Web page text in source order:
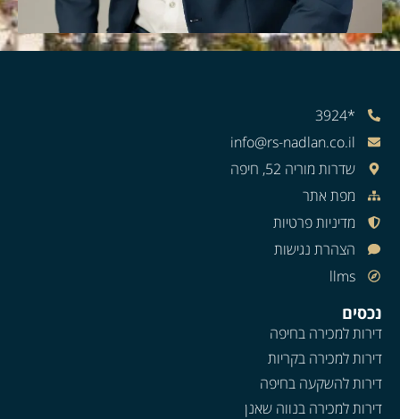
*3924
info@rs-nadlan.co.il
שדרות מוריה 52, חיפה
מפת אתר
מדיניות פרטיות
הצהרת נגישות
llms
נכסים
דירות למכירה בחיפה
דירות למכירה בקריות
דירות להשקעה בחיפה
דירות למכירה בנווה שאנן